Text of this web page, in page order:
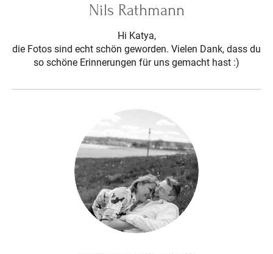
Nils Rathmann
Hi Katya,
die Fotos sind echt schön geworden. Vielen Dank, dass du
so schöne Erinnerungen für uns gemacht hast :)